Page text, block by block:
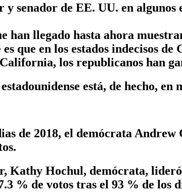
y senador de EE. UU. en
han llegado hasta ahora
que en los estados indecisos
los republicanos han
está, de hecho,
de 2018, el demócrata
Kathy Hochul, demócrata,
% de votos tras el 93 % de los